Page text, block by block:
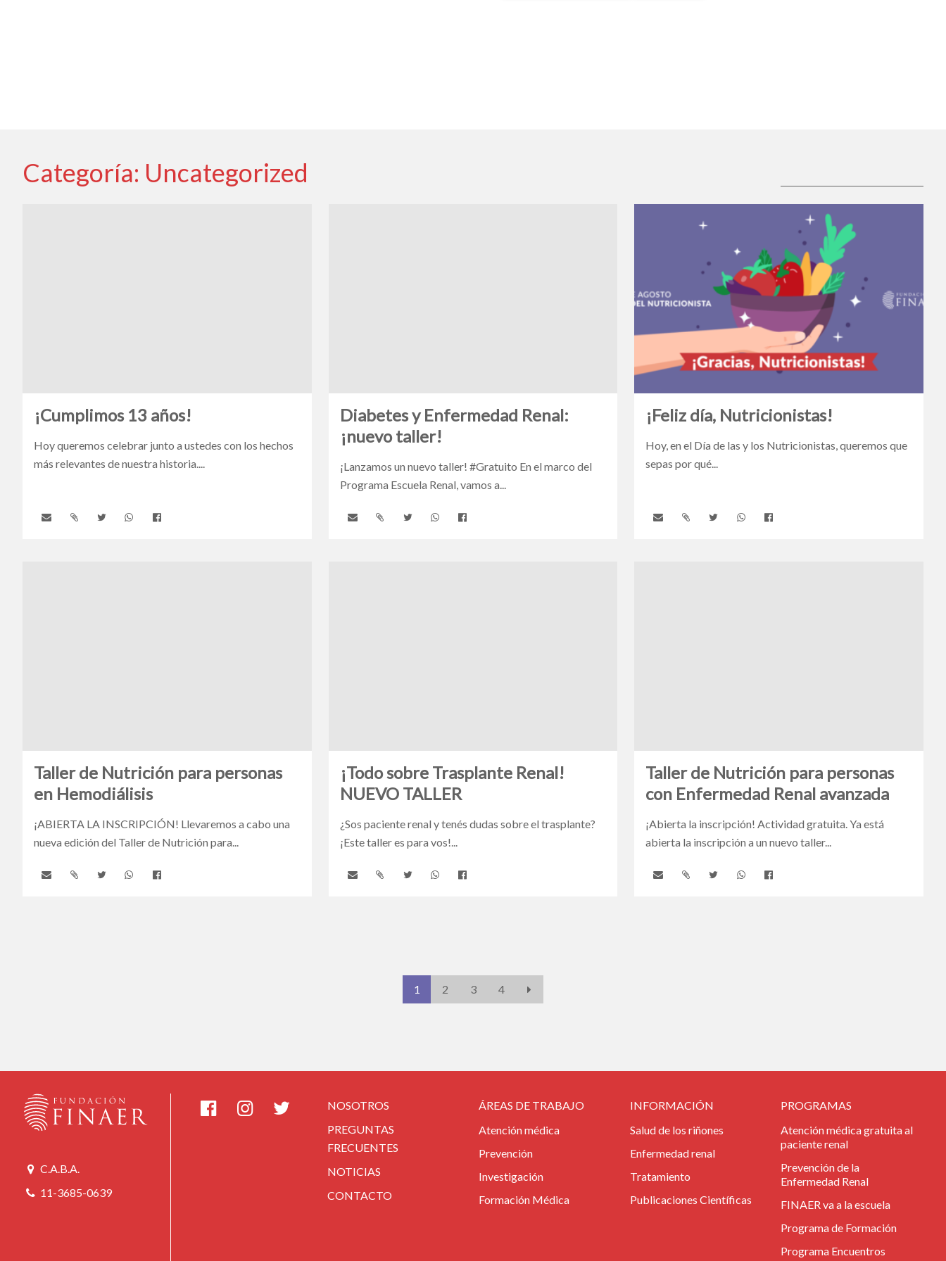
Categoría: Uncategorized
¡Cumplimos 13 años!
Hoy queremos celebrar junto a ustedes con los hechos
más relevantes de nuestra historia....
Diabetes y Enfermedad Renal:
¡nuevo taller!
¡Lanzamos un nuevo taller! #Gratuito En el marco del
Programa Escuela Renal, vamos a...
¡Feliz día, Nutricionistas!
Hoy, en el Día de las y los Nutricionistas, queremos que
sepas por qué...
Taller de Nutrición para personas
en Hemodiálisis
¡ABIERTA LA INSCRIPCIÓN! Llevaremos a cabo una
nueva edición del Taller de Nutrición para...
¡Todo sobre Trasplante Renal!
NUEVO TALLER
¿Sos paciente renal y tenés dudas sobre el trasplante?
¡Este taller es para vos!...
Taller de Nutrición para personas
con Enfermedad Renal avanzada
¡Abierta la inscripción! Actividad gratuita. Ya está
abierta la inscripción a un nuevo taller...
1 2 3 4
C.A.B.A.
11-3685-0639
NOSOTROS
PREGUNTAS
FRECUENTES
NOTICIAS
CONTACTO
ÁREAS DE TRABAJO
Atención médica
Prevención
Investigación
Formación Médica
INFORMACIÓN
Salud de los riñones
Enfermedad renal
Tratamiento
Publicaciones Científicas
PROGRAMAS
Atención médica gratuita al
paciente renal
Prevención de la
Enfermedad Renal
FINAER va a la escuela
Programa de Formación
Programa Encuentros